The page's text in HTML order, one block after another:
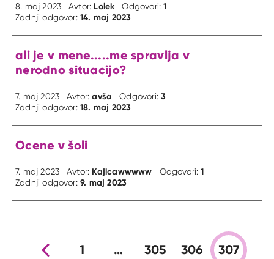
8. maj 2023 Avtor: Lolek Odgovori:1
Zadnji odgovor:14. maj 2023
ali je v mene.....me spravlja v
nerodno situacijo?
7. maj 2023 Avtor:avša Odgovori:3
Zadnji odgovor:18. maj 2023
Ocene v šoli
7. maj 2023 Avtor: Kajicawwwww Odgovori:1
Zadnji odgovor:9. maj 2023
Prejšnja stran
1 … 305 306 307